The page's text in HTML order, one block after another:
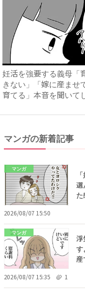
妊活を強要する義母「
きない」「嫁に産ませ
育てる」本音を聞いて
マンガの新着記事
マンガ
2026/08/07 15:50
マンガ
浮
す
2026/08/07 15:35 1